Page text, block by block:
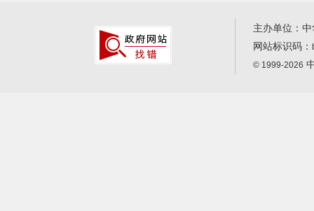
主办单位：
网站标识码：
© 1999-2026